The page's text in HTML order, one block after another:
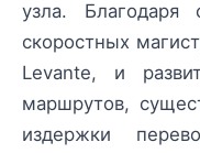
узла. Благодаря
скоростных
Levante, и
маршрутов,
издержки